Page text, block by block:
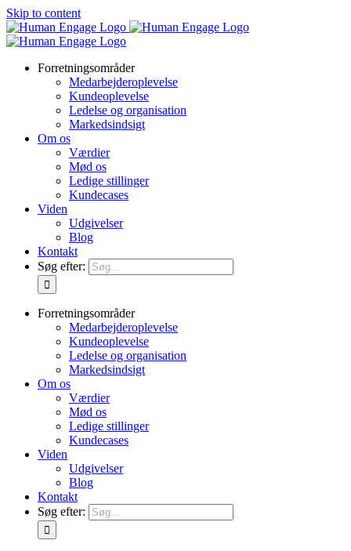
Skip to content
Forretningsområder
Medarbejderoplevelse
Kundeoplevelse
Ledelse og organisation
Markedsindsigt
Om os
Værdier
Mød os
Ledige stillinger
Kundecases
Viden
Udgivelser
Blog
Kontakt
Søg efter:
Forretningsområder
Medarbejderoplevelse
Kundeoplevelse
Ledelse og organisation
Markedsindsigt
Om os
Værdier
Mød os
Ledige stillinger
Kundecases
Viden
Udgivelser
Blog
Kontakt
Søg efter: